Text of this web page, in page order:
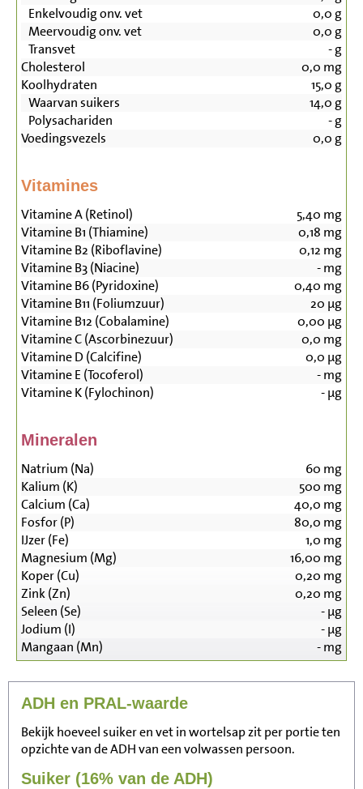
Enkelvoudig onv. vet
0,0 g
Meervoudig onv. vet
0,0 g
Transvet
-g
Cholesterol
0,0 mg
Koolhydraten
15,0 g
Waarvan suikers
14,0 g
Polysachariden
-g
Voedingsvezels
0,0 g
Vitamines
Vitamine A (Retinol) 5,40 mg
Vitamine B1 (Thiamine)
0,18 mg
Vitamine B2 (Riboflavine)
0,12 mg
Vitamine B3 (Niacine)
-mg
Vitamine B6 (Pyridoxine)
0,40 mg
Vitamine B11 (Foliumzuur)
20 µg
Vitamine B12 (Cobalamine)
0,00 µg
Vitamine C (Ascorbinezuur)
0,0 mg
Vitamine D (Calcifine)
0,0 µg
Vitamine E (Tocoferol)
-mg
Vitamine K (Fylochinon)
-µg
Mineralen
Natrium (Na) 60 mg
Kalium (K)
500 mg
Calcium (Ca)
40,0 mg
Fosfor (P)
80,0 mg
IJzer (Fe)
1,0 mg
Magnesium (Mg)
16,00 mg
Koper (Cu)
0,20 mg
Zink (Zn)
0,20 mg
Seleen (Se)
-µg
Jodium (I)
-µg
Mangaan (Mn)
-mg
ADH en PRAL-waarde
Bekijk hoeveel suiker en vet in wortelsap zit per portie ten
opzichte van de ADH van een volwassen persoon.
Suiker (16% van de ADH)